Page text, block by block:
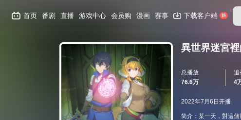
首页 番剧 直播 游戏中心 会员购 漫画 赛事 下载客户端
異世界迷宮
总播放
76.6万
追
4
2022年7月6日开播
简介：某一天，對這